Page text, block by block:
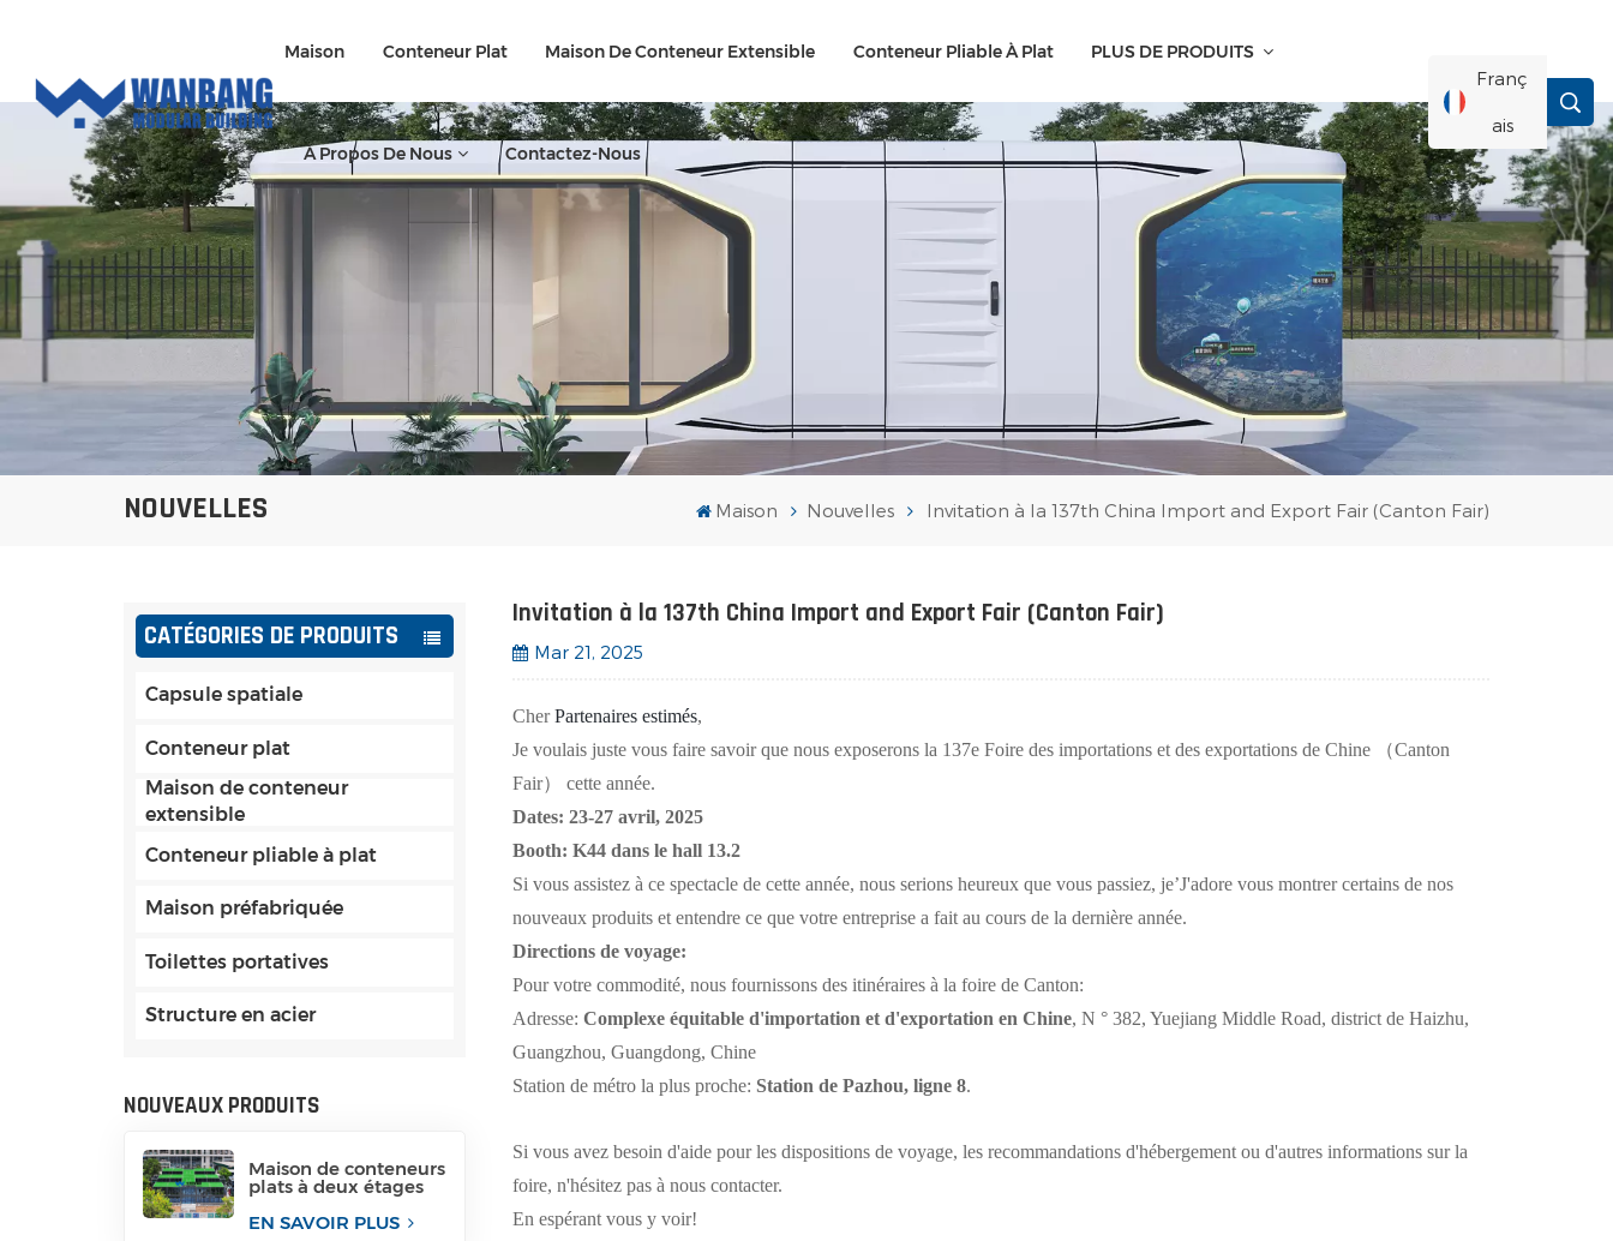
Maison Conteneur Plat Maison De Conteneur Extensible Conteneur Pliable À Plat PLUS DE PRODUITS
À Propos De Nous Contactez-Nous
Franç
Ais
English
Français
Русский
NOUVELLES Maison Nouvelles Invitation à la 137th China Import and Export Fair (Canton Fair)
CATÉGORIES DE PRODUITS
Capsule spatiale
Conteneur plat
Maison de conteneur
extensible
Conteneur pliable à plat
Maison préfabriquée
Toilettes portatives
Structure en acier
NOUVEAUX PRODUITS
Maison de conteneurs
plats à deux étages
en provenance de
Chine
EN SAVOIR PLUS
Invitation à la 137th China Import and Export Fair (Canton Fair)
Mar 21, 2025
CherPartenaires estimés,
Je voulais juste vous faire savoir que nous exposerons la 137e Foire des importations et des exportations de Chine （Canton
Fair） cette année.
Dates: 23-27 avril, 2025
Booth: K44 dans le hall 13.2
Si vous assistez à ce spectacle de cette année, nous serions heureux que vous passiez, je’J'adore vous montrer certains de nos
nouveaux produits et entendre ce que votre entreprise a fait au cours de la dernière année.
Directions de voyage:
Pour votre commodité, nous fournissons des itinéraires à la foire de Canton:
Adresse:Complexe équitable d'importation et d'exportation en Chine, N ° 382, Yuejiang Middle Road, district de Haizhu,
Guangzhou, Guangdong, Chine
Station de métro la plus proche: Station de Pazhou, ligne 8.
Si vous avez besoin d'aide pour les dispositions de voyage, les recommandations d'hébergement ou d'autres informations sur la
foire, n'hésitez pas à nous contacter.
En espérant vous y voir!